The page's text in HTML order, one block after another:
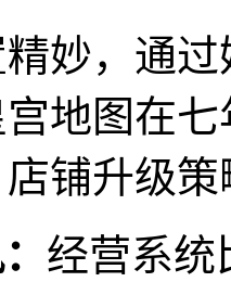
妙，通
地图在
铺升级
经营系统